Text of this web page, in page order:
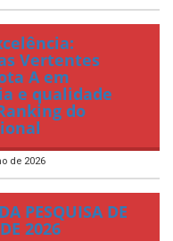
Vertentes
A em
e qualidade
do
de 2026
PESQUISA DE
2026